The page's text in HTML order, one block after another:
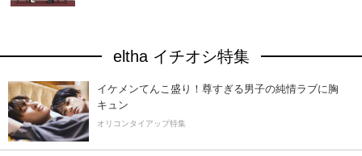
eltha イチオシ特集
イケメンてんこ盛り！尊すぎる男子の純情ラブに胸
キュン
オリコンタイアップ特集